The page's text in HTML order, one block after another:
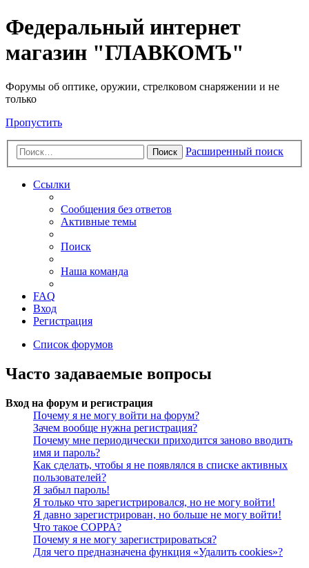
Федеральный интернет
магазин "ГЛАВКОМЪ"
Форумы об оптике, оружии, стрелковом снаряжении и не
только
Пропустить
Поиск Расширенный поиск
Ссылки
Сообщения без ответов
Активные темы
Поиск
Наша команда
FAQ
Вход
Регистрация
Список форумов
Часто задаваемые вопросы
Вход на форум и регистрация
Почему я не могу войти на форум?
Зачем вообще нужна регистрация?
Почему мне периодически приходится заново вводить
имя и пароль?
Как сделать, чтобы я не появлялся в списке активных
пользователей?
Я забыл пароль!
Я только что зарегистрировался, но не могу войти!
Я давно зарегистрирован, но больше не могу войти!
Что такое COPPA?
Почему я не могу зарегистрироваться?
Для чего предназначена функция «Удалить cookies»?